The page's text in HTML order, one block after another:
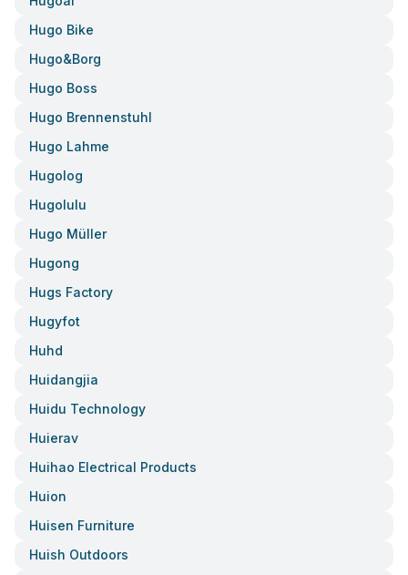
Hugo Bike
Hugo&borg
Hugo Boss
Hugo Brennenstuhl
Hugo Lahme
Hugolog
Hugolulu
Hugo Müller
Hugong
Hugs Factory
Hugyfot
Huhd
Huidangjia
Huidu Technology
Huierav
Huihao Electrical Products
Huion
Huisen Furniture
Huish Outdoors